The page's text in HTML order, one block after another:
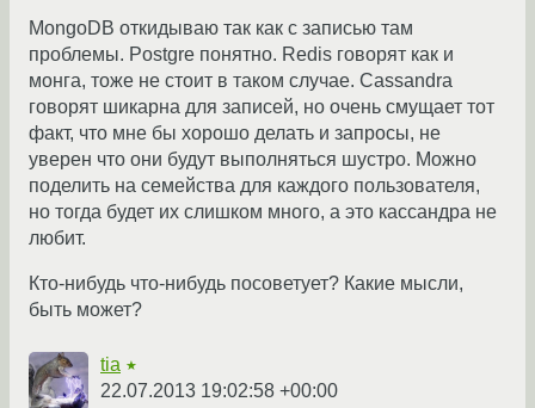
MongoDB откидываю так как с записью там
проблемы. Postgre понятно. Redis говорят как и
монга, тоже не стоит в таком случае. Cassandra
говорят шикарна для записей, но очень смущает тот
факт, что мне бы хорошо делать и запросы, не
уверен что они будут выполняться шустро. Можно
поделить на семейства для каждого пользователя,
но тогда будет их слишком много, а это кассандра не
любит.
Кто-нибудь что-нибудь посоветует? Какие мысли,
быть может?
tia ★
22.07.2013 19:02:58 +00:00